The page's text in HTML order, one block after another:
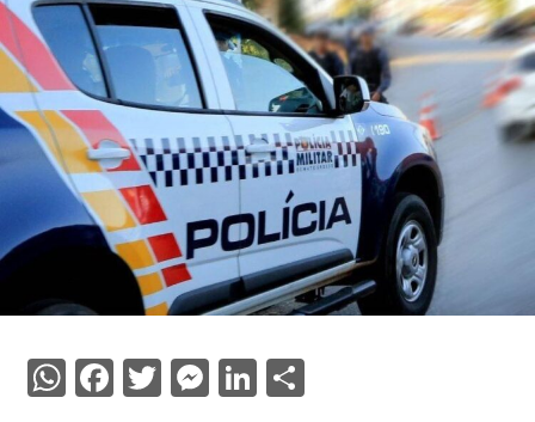
WhatsApp
Facebook
Twitter
Messenger
LinkedIn
Share